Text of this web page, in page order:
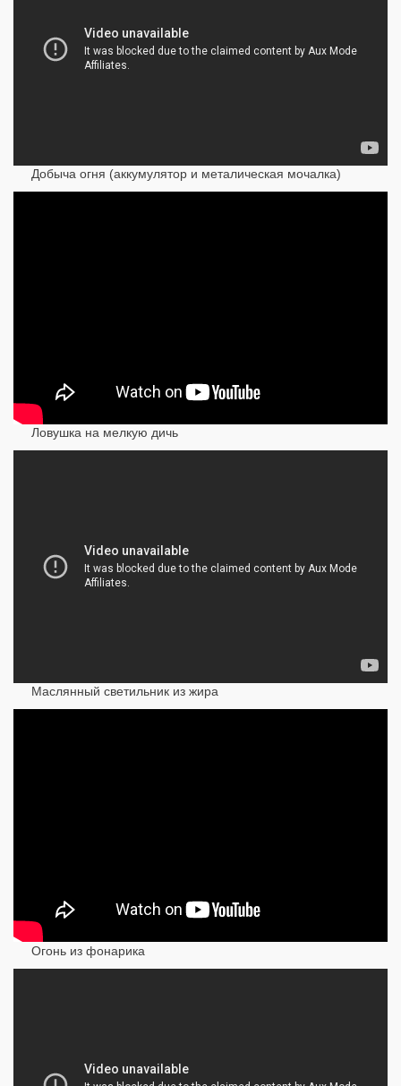
Добыча огня (аккумулятор и металическая мочалка)
Ловушка на мелкую дичь
Маслянный светильник из жира
Огонь из фонарика